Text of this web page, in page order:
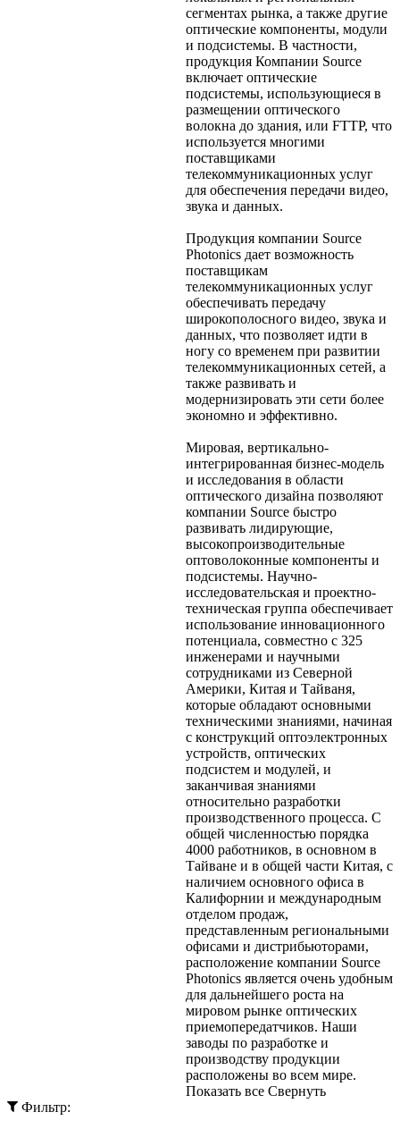
сегментах рынка, а также другие
оптические компоненты, модули
и подсистемы. В частности,
продукция Компании Source
включает оптические
подсистемы, использующиеся в
размещении оптического
волокна до здания, или FTTP, что
используется многими
поставщиками
телекоммуникационных услуг
для обеспечения передачи видео,
звука и данных.
Продукция компании Source
Photonics дает возможность
поставщикам
телекоммуникационных услуг
обеспечивать передачу
широкополосного видео, звука и
данных, что позволяет идти в
ногу со временем при развитии
телекоммуникационных сетей, а
также развивать и
модернизировать эти сети более
экономно и эффективно.
Мировая, вертикально-
интегрированная бизнес-модель
и исследования в области
оптического дизайна позволяют
компании Source быстро
развивать лидирующие,
высокопроизводительные
оптоволоконные компоненты и
подсистемы. Научно-
исследовательская и проектно-
техническая группа обеспечивает
использование инновационного
потенциала, совместно с 325
инженерами и научными
сотрудниками из Северной
Америки, Китая и Тайваня,
которые обладают основными
техническими знаниями, начиная
с конструкций оптоэлектронных
устройств, оптических
подсистем и модулей, и
заканчивая знаниями
относительно разработки
производственного процесса. С
общей численностью порядка
4000 работников, в основном в
Тайване и в общей части Китая, с
наличием основного офиса в
Калифорнии и международным
отделом продаж,
представленным региональными
офисами и дистрибьюторами,
расположение компании Source
Photonics является очень удобным
для дальнейшего роста на
мировом рынке оптических
приемопередатчиков. Наши
заводы по разработке и
производству продукции
расположены во всем мире.
Показать все Свернуть
Фильтр: